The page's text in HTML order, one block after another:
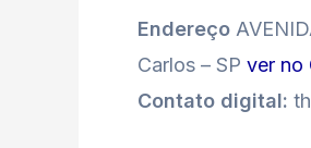
Endereço
Carlos – SP ver no
Contato digital: